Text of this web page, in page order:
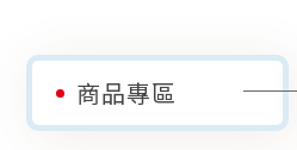
商品專區